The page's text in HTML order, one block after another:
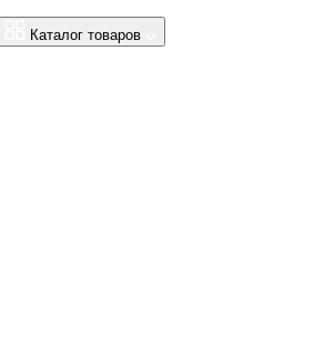
Каталог товаров